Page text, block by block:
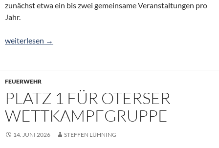
zunächst etwa ein bis zwei gemeinsame Veranstaltungen pro
Jahr.
Die Dorfregion „von Bierde bis Wittlohe“ bleibt aktiv – machen
weiterlesen →
FEUERWEHR
PLATZ 1 FÜR OTERSER
WETTKAMPFGRUPPE
14. JUNI 2026 STEFFEN LÜHNING